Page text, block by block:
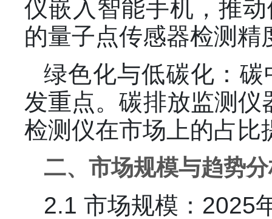
仪嵌入智能手机，推
的量子点传感器检测
绿色化与低碳化：
发重点。碳排放监测
检测仪在市场上的占比
二、市场规模与趋势
2.1 市场规模：2025